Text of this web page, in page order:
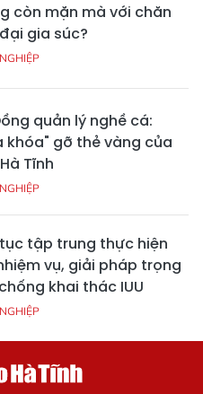
còn mặn mà với chăn
gia súc?
quản lý nghề cá:
khóa" gỡ thẻ vàng của
Tĩnh
tập trung thực hiện
vụ, giải pháp trọng
khai thác IUU